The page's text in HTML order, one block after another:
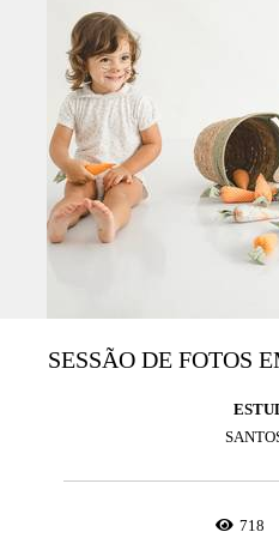
SESSÃO DE FOTOS
718